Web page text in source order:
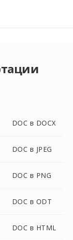
DOC в DOCX
DOC в JPEG
DOC в PNG
DOC в ODT
DOC в HTML